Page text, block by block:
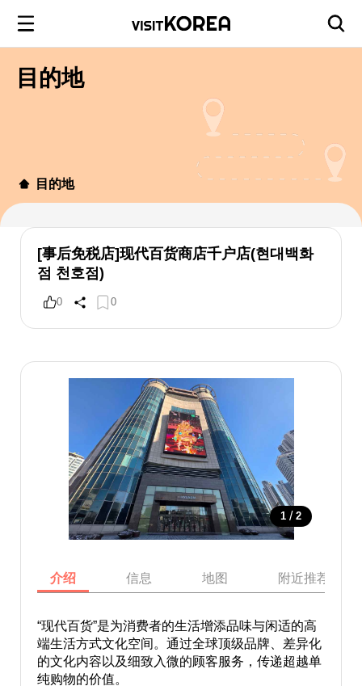
目的地
目的地
[事后免税店]现代百货商店千户店(현대백화
점 천호점)
0 0
1 / 2
介绍 信息 地图 附近推荐景点
“现代百货”是为消费者的生活增添品味与闲适的高
端生活方式文化空间。通过全球顶级品牌、差异化
的文化内容以及细致入微的顾客服务，传递超越单
纯购物的价值。